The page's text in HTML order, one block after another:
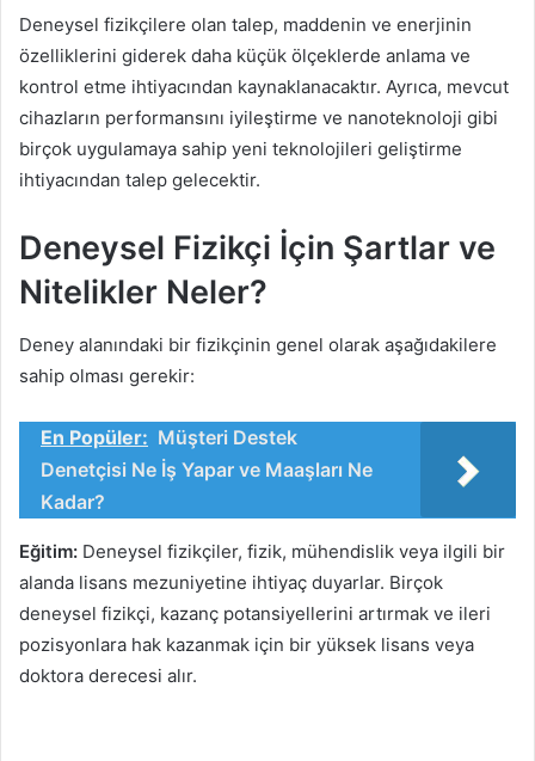
Deneysel fizikçilere olan talep, maddenin ve enerjinin
özelliklerini giderek daha küçük ölçeklerde anlama ve
kontrol etme ihtiyacından kaynaklanacaktır. Ayrıca, mevcut
cihazların performansını iyileştirme ve nanoteknoloji gibi
birçok uygulamaya sahip yeni teknolojileri geliştirme
ihtiyacından talep gelecektir.
Deneysel Fizikçi İçin Şartlar ve
Nitelikler Neler?
Deney alanındaki bir fizikçinin genel olarak aşağıdakilere
sahip olması gerekir:
En Popüler: Müşteri Destek
Denetçisi Ne İş Yapar ve Maaşları Ne
Kadar?
Eğitim: Deneysel fizikçiler, fizik, mühendislik veya ilgili bir
alanda lisans mezuniyetine ihtiyaç duyarlar. Birçok
deneysel fizikçi, kazanç potansiyellerini artırmak ve ileri
pozisyonlara hak kazanmak için bir yüksek lisans veya
doktora derecesi alır.